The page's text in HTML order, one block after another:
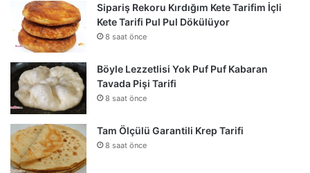
Sipariş Rekoru Kırdığım Kete Tarifim İçli
Kete Tarifi Pul Pul Dökülüyor
8 saat önce
Böyle Lezzetlisi Yok Puf Puf Kabaran
Tavada Pişi Tarifi
8 saat önce
Tam Ölçülü Garantili Krep Tarifi
8 saat önce